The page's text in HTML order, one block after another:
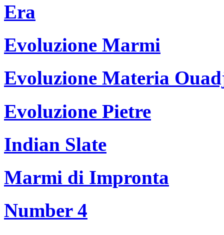
Era
Evoluzione Marmi
Evoluzione Materia
Evoluzione Pietre
Indian Slate
Marmi di Impronta
Number 4